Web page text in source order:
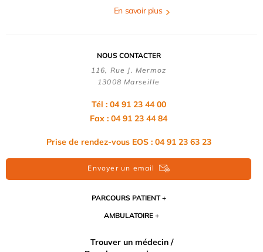
En savoir plus
NOUS CONTACTER
116, Rue J. Mermoz
13008 Marseille
Tél : 04 91 23 44 00
Fax : 04 91 23 44 84
Prise de rendez-vous EOS : 04 91 23 63 23
Envoyer un email
PARCOURS PATIENT
AMBULATOIRE
Trouver un médecin /